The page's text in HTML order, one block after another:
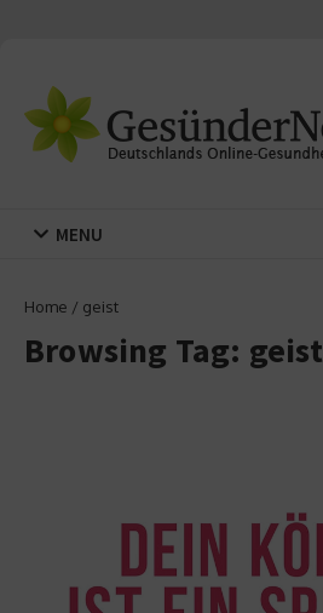
MENU
Home / geist
Browsing Tag: geist